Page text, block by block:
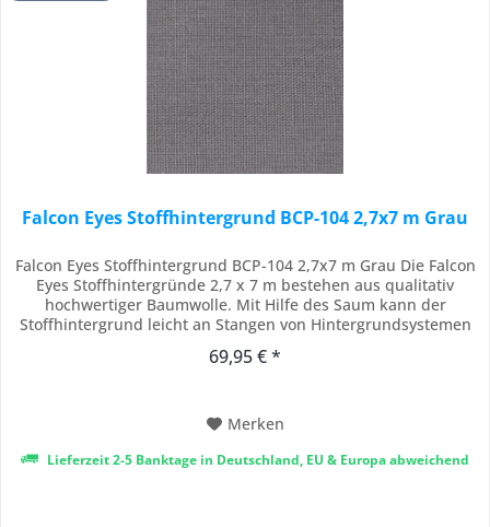
Falcon Eyes Stoffhintergrund BCP-104 2,7x7 m Grau
Falcon Eyes Stoffhintergrund BCP-104 2,7x7 m Grau Die Falcon
Eyes Stoffhintergründe 2,7 x 7 m bestehen aus qualitativ
hochwertiger Baumwolle. Mit Hilfe des Saum kann der
Stoffhintergrund leicht an Stangen von Hintergrundsystemen
können auch als Gardine gebraucht werden. Achtung: Die
69,95 € *
Merken
Lieferzeit 2-5 Banktage in Deutschland, EU & Europa abweichend